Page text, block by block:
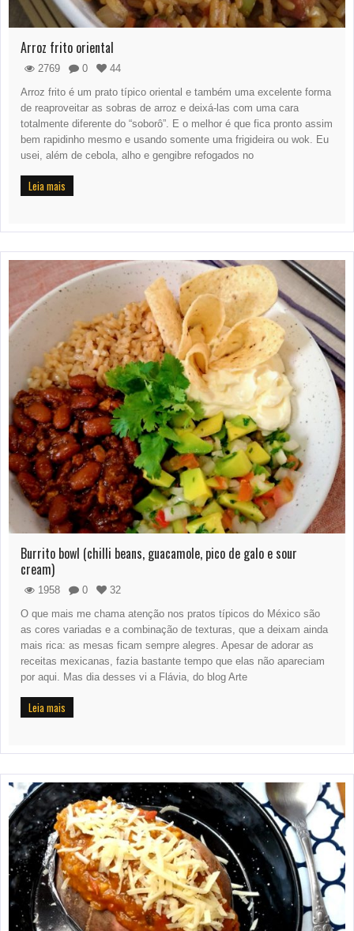
Arroz frito oriental
2769 0
44
Arroz frito é um prato típico oriental e também uma excelente forma
de reaproveitar as sobras de arroz e deixá-las com uma cara
totalmente diferente do “soborô”. E o melhor é que fica pronto assim
bem rapidinho mesmo e usando somente uma frigideira ou wok. Eu
usei, além de cebola, alho e gengibre refogados no
Leia mais
Burrito bowl (chilli beans, guacamole, pico de galo e sour
cream)
1958 0
32
O que mais me chama atenção nos pratos típicos do México são
as cores variadas e a combinação de texturas, que a deixam ainda
mais rica: as mesas ficam sempre alegres. Apesar de adorar as
receitas mexicanas, fazia bastante tempo que elas não apareciam
por aqui. Mas dia desses vi a Flávia, do blog Arte
Leia mais